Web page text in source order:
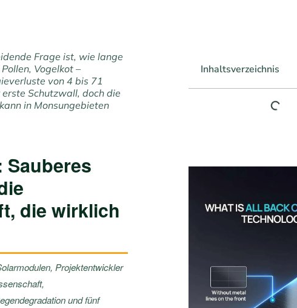
Frage ist, wie lange
Vogelkot –
von 4 bis 71
Schutzwall, doch die
in Monsungebieten
die wirklich
Projektentwickler
und fünf
Inhaltsverzeichnis